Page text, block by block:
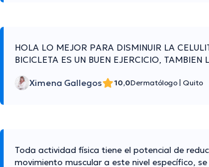
HOLA LO MEJOR PARA DISMINUIR LA
BICICLETA ES UN BUEN EJERCICIO,
Ximena Gallegos 10,0Dermatólogo Quito
Toda actividad física tiene el potencial de
movimiento muscular a este nivel específico,